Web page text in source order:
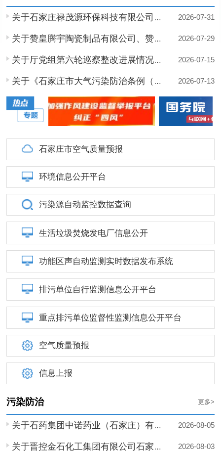
关于石家庄禄茂源环保科技有限公司到期换发危险废物收集许可... 2026-07-31
关于赞皇腾宇陶瓷制品有限公司、赞皇县润德陶瓷制造有限公司... 2026-07-29
关于厅党组第六轮巡察整改进展情况的通报 2026-07-15
关于《石家庄市大气污染防治条例（修订草案）》向社会公开征... 2026-07-13
石家庄市空气质量预报
环境信息公开平台
污染源自动监控数据查询
生活垃圾焚烧发电厂信息公开
功能区声自动监测实时数据发布系统
排污单位自行监测信息公开平台
重点排污单位监督性监测信息公开平台
空气质量预报
信息上报
污染防治 更多>
关于石药集团中诺药业（石家庄）有限公司良村中润... 2026-08-05
关于晋控金石化工集团有限公司石家庄循环化工园区... 2026-08-03